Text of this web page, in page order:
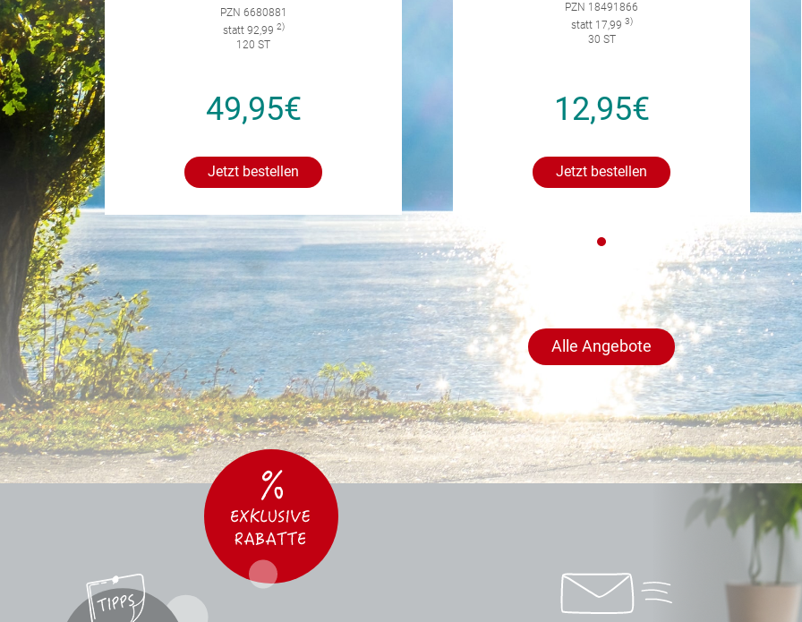
PZN 6680881
statt 92,99 2)
120 ST
49,95€
Jetzt bestellen
PZN 18491866
statt 17,99 3)
30 ST
12,95€
Jetzt bestellen
Alle Angebote